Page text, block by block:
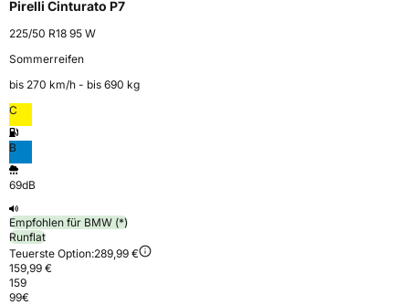
Pirelli Cinturato P7
225/50 R18 95 W
Sommerreifen
bis 270 km⁠/⁠h - bis 690 kg
C
B
69dB
Empfohlen für BMW (*)
Runflat
Teuerste Option:289,99 €
159,99 €
159
99€